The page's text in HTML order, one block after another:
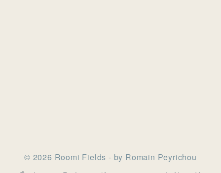
© 2026 Roomi Fields - by Romain Peyrichou